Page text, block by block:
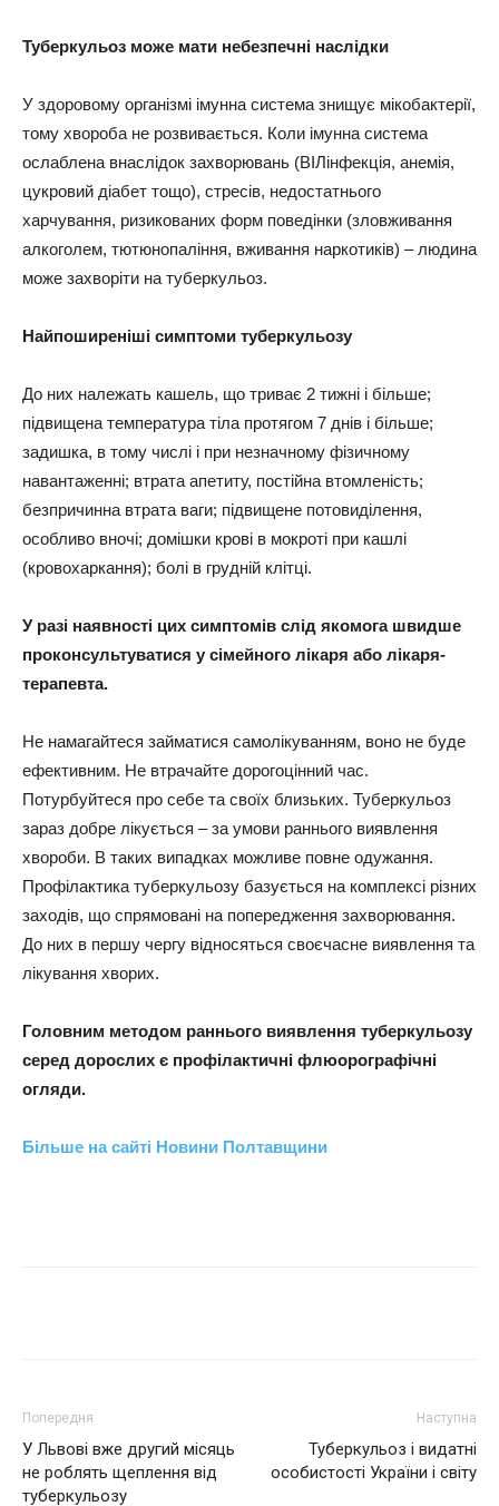
Туберкульоз може мати небезпечні наслідки
У здоровому організмі імунна система знищує мікобактерії,
тому хвороба не розвивається. Коли імунна система
ослаблена внаслідок захворювань (ВІЛінфекція, анемія,
цукровий діабет тощо), стресів, недостатнього
харчування, ризикованих форм поведінки (зловживання
алкоголем, тютюнопаління, вживання наркотиків) – людина
може захворіти на туберкульоз.
Найпоширеніші симптоми туберкульозу
До них належать кашель, що триває 2 тижні і більше;
підвищена температура тіла протягом 7 днів і більше;
задишка, в тому числі і при незначному фізичному
навантаженні; втрата апетиту, постійна втомленість;
безпричинна втрата ваги; підвищене потовиділення,
особливо вночі; домішки крові в мокроті при кашлі
(кровохаркання); болі в грудній клітці.
У разі наявності цих симптомів слід якомога швидше
проконсультуватися у сімейного лікаря або лікаря-
терапевта.
Не намагайтеся займатися самолікуванням, воно не буде
ефективним. Не втрачайте дорогоцінний час.
Потурбуйтеся про себе та своїх близьких. Туберкульоз
зараз добре лікується – за умови раннього виявлення
хвороби. В таких випадках можливе повне одужання.
Профілактика туберкульозу базується на комплексі різних
заходів, що спрямовані на попередження захворювання.
До них в першу чергу відносяться своєчасне виявлення та
лікування хворих.
Головним методом раннього виявлення туберкульозу
серед дорослих є профілактичні флюорографічні
огляди.
Більше на сайті Новини Полтавщини
Попередня
У Львові вже другий місяць
не роблять щеплення від
туберкульозу
Наступна
Туберкульоз і видатні
особистості України і світу